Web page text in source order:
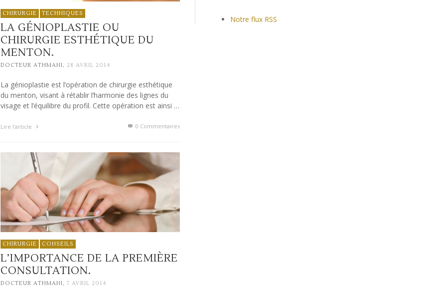
CHIRURGIE TECHNIQUES
LA GÉNIOPLASTIE OU
CHIRURGIE ESTHÉTIQUE DU
MENTON.
DOCTEUR ATHMANI, 28 AVRIL 2014
La génioplastie est l’opération de chirurgie esthétique
du menton, visant à rétablir l’harmonie des lignes du
visage et l’équilibre du profil. Cette opération est ainsi …
Lire l'article 0 Commentaires
CHIRURGIE CONSEILS
L’IMPORTANCE DE LA PREMIÈRE
CONSULTATION.
DOCTEUR ATHMANI, 7 AVRIL 2014
Notre flux RSS